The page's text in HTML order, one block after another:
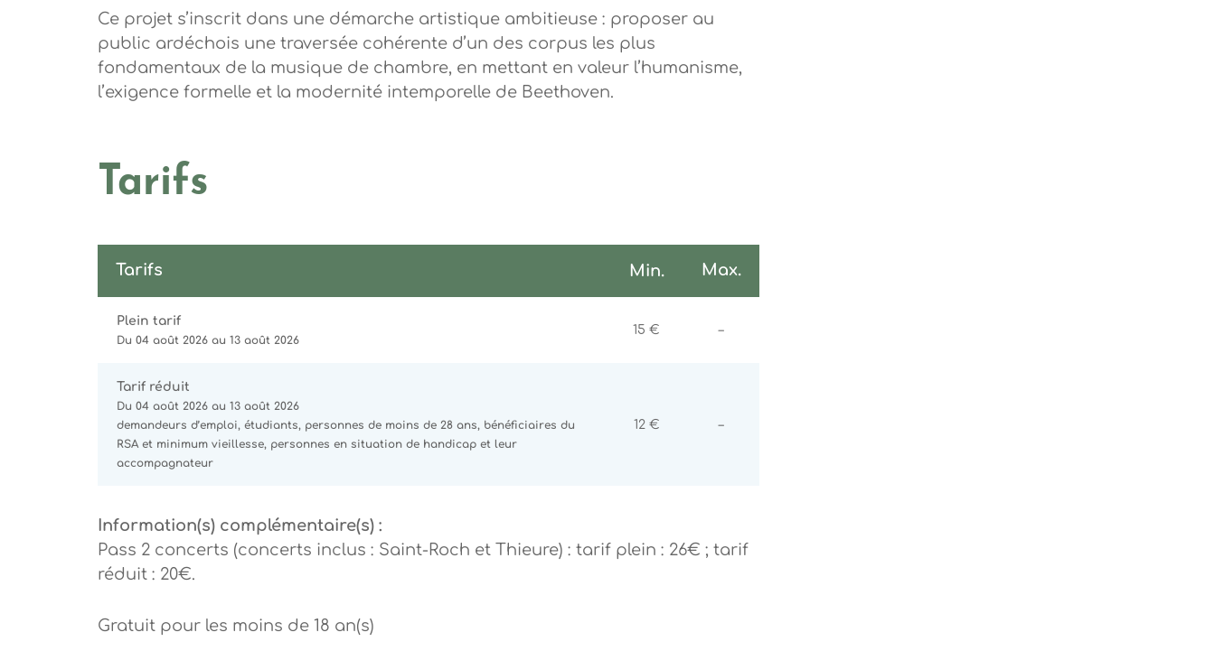
Ce projet s’inscrit dans une démarche artistique ambitieuse : proposer au
public ardéchois une traversée cohérente d’un des corpus les plus
fondamentaux de la musique de chambre, en mettant en valeur l’humanisme,
l’exigence formelle et la modernité intemporelle de Beethoven.
Tarifs
Tarifs Min. Max.
Plein tarif
Du 04 août 2026 au 13 août 2026
15 € –Non communiqué
Tarif réduit
Du 04 août 2026 au 13 août 2026
demandeurs d’emploi, étudiants, personnes de moins de 28 ans, bénéficiaires du
RSA et minimum vieillesse, personnes en situation de handicap et leur
accompagnateur
12 € –Non communiqué
Information(s) complémentaire(s) :
Pass 2 concerts (concerts inclus : Saint-Roch et Thieure) : tarif plein : 26€ ; tarif
réduit : 20€.
Gratuit pour les moins de 18 an(s)